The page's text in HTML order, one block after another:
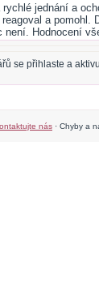
rychlé jednání a
a pomohl.
není. Hodnocení
se přihlaste a
nás · Chyby a